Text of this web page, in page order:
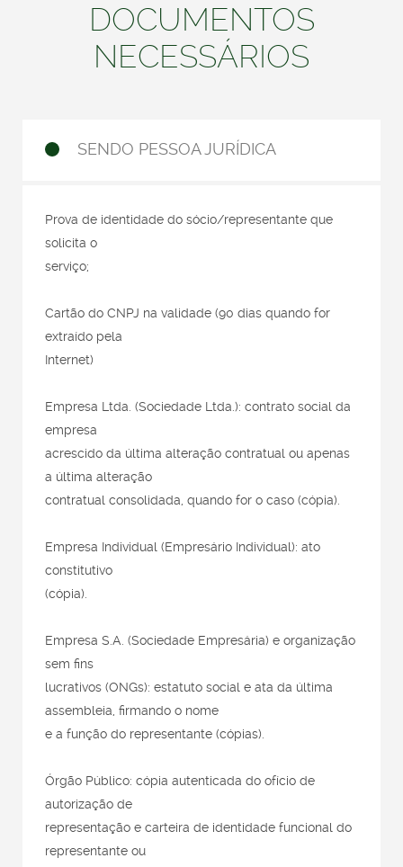
DOCUMENTOS
NECESSÁRIOS
SENDO PESSOA JURÍDICA
Prova de identidade do sócio/representante que
solicita o
serviço;
Cartão do CNPJ na validade (90 dias quando for
extraído pela
Internet)
Empresa Ltda. (Sociedade Ltda.): contrato social da
empresa
acrescido da última alteração contratual ou apenas
a última alteração
contratual consolidada, quando for o caso (cópia).
Empresa Individual (Empresário Individual): ato
constitutivo
(cópia).
Empresa S.A. (Sociedade Empresária) e organização
sem fins
lucrativos (ONGs): estatuto social e ata da última
assembleia, firmando o nome
e a função do representante (cópias).
Órgão Público: cópia autenticada do ofício de
autorização de
representação e carteira de identidade funcional do
representante ou